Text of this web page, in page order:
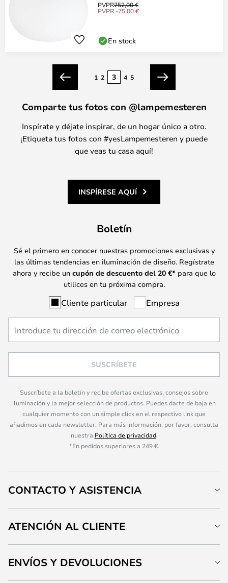
PVPR752,00 €
PVPR -75,00 €
En stock
Anterior
Página
1 2 3 4 5
Siguiente
Comparte tus fotos con @lampemesteren
Inspírate y déjate inspirar, de un hogar único a otro.
¡Etiqueta tus fotos con #yesLampemesteren y puede
que veas tu casa aquí!
INSPÍRESE AQUÍ
Boletín
Sé el primero en conocer nuestras promociones exclusivas y
las últimas tendencias en iluminación de diseño. Regístrate
ahora y recibe un cupón de descuento del 20 €* para que lo
utilices en tu próxima compra.
Cliente particular Empresa
SUSCRÍBETE
Suscríbete a la boletín y recibe ofertas exclusivas, consejos sobre
iluminación y la mejor selección de productos. Puedes darte de baja en
cualquier momento con un simple click en el respectivo link que
añadimos en cada newsletter. Para más información, por favor, consulta
nuestra Política de privacidad.
*En pedidos superiores a 249 €.
CONTACTO Y ASISTENCIA
ATENCIÓN AL CLIENTE
ENVÍOS Y DEVOLUCIONES